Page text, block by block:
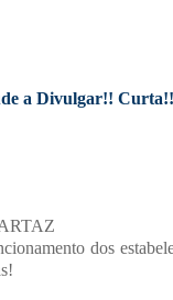
a Divulgar!!
dos